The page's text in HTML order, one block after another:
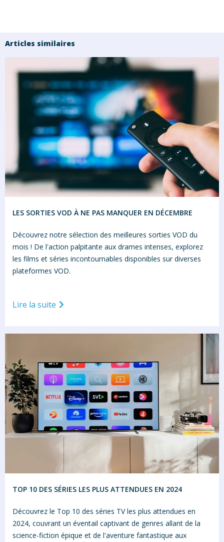
Articles similaires
LES SORTIES VOD À NE PAS MANQUER EN DÉCEMBRE
Découvrez notre sélection des meilleures sorties VOD du
mois ! De l'action palpitante aux drames intenses, explorez
les films et séries incontournables disponibles sur diverses
plateformes VOD.
Lire la suite
TOP 10 DES SÉRIES LES PLUS ATTENDUES EN 2024
Découvrez le Top 10 des séries TV les plus attendues en
2024, couvrant un éventail captivant de genres allant de la
science-fiction épique et de l'aventure fantastique aux